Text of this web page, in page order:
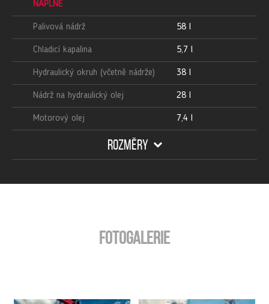
NÁPLNĚ
Palivová nádrž 58 l
Chladicí kapalina 5,7 l
Hydraulický okruh (včetně nádrže) 38 l
Nádrž na hydraulický olej 28 l
Motorový olej 7,4 l
ROZMĚRY
Fotogalerie